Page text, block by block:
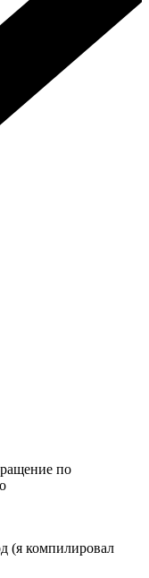
по
(я компилировал